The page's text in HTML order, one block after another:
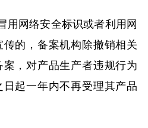
用网络安全标识或者利用网
的，备案机构除撤销相关
，对产品生产者违规行为
起一年内不再受理其产品